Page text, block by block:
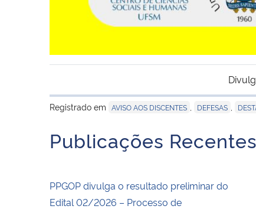
Registrado em AVISO AOS DISCENTES DEFESAS
Publicações Recentes
PPGOP divulga o resultado preliminar do
Edital 02/2026 – Processo de